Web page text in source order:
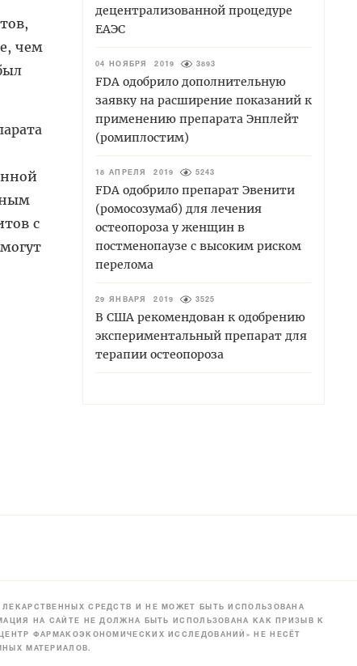
чем
с
децентрализованной процедуре
ЕАЭС
04 НОЯБРЯ 2019 3893
FDA одобрило дополнительную
заявку на расширение показаний к
применению препарата Энплейт
(ромиплостим)
18 АПРЕЛЯ 2019 5243
FDA одобрило препарат Эвенити
(ромосозумаб) для лечения
остеопороза у женщин в
постменопаузе с высоким риском
перелома
29 ЯНВАРЯ 2019 3525
В США рекомендован к одобрению
экспериментальный препарат для
терапии остеопороза
СРЕДСТВ И НЕ МОЖЕТ БЫТЬ ИСПОЛЬЗОВАНА
НА САЙТЕ НЕ ДОЛЖНА БЫТЬ ИСПОЛЬЗОВАНА КАК ПРИЗЫВ К
ФАРМАКОЭКОНОМИЧЕСКИХ ИССЛЕДОВАНИЙ» НЕ НЕСЁТ
МАТЕРИАЛОВ.